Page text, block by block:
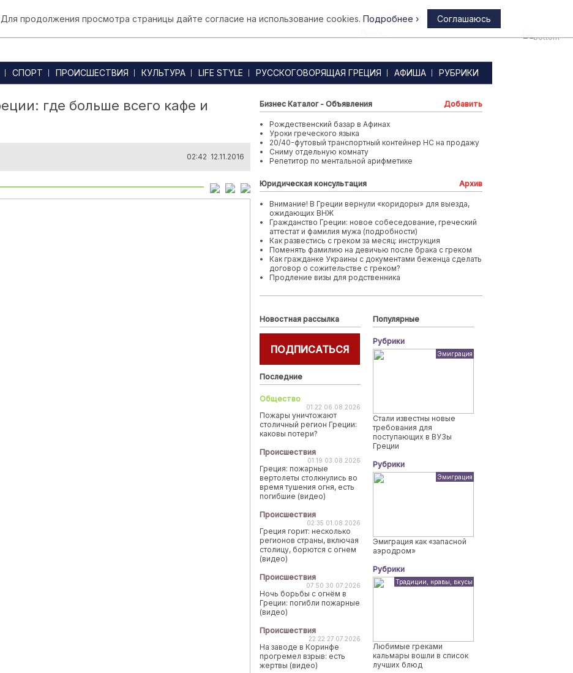
Афины
СПОРТ ПРОИСШЕСТВИЯ КУЛЬТУРА LIFE STYLE РУССКОГОВОРЯЩАЯ ГРЕЦИЯ АФИША РУБРИКИ
где больше всего кафе и
02:42 12.11.2016
Бизнес Каталог - Объявления Добавить
Рождественский базар в Афинах
Уроки греческого языка
20/40-футовый транспортный контейнер HC на продажу
Сниму отдельную комнату
Репетитор по ментальной арифметике
Юридическая консультация Архив
Внимание! В Греции вернули «коридоры» для выезда,
ожидающих ВНЖ
Гражданство Греции: новое собеседование, греческий
аттестат и фамилия мужа (подробности)
Как развестись с греком за месяц: инструкция
Поменять фамилию на девичью после брака с греком
Как гражданке Украины с документами беженца сделать
договор о сожительстве с греком?
Продление визы для родственника
Новостная рассылка
ПОДПИСАТЬСЯ
Последние
Общество
01:22 06.08.2026
Пожары уничтожают
столичный регион Греции:
каковы потери?
Происшествия
01:19 03.08.2026
Греция: пожарные
вертолеты столкнулись во
время тушения огня, есть
погибшие (видео)
Происшествия
02:35 01.08.2026
Греция горит: несколько
регионов страны, включая
столицу, борются с огнем
(видео)
Происшествия
07:50 30.07.2026
Ночь борьбы с огнём в
Греции: погибли пожарные
(видео)
Происшествия
22:22 27.07.2026
На заводе в Коринфе
прогремел взрыв: есть
жертвы (видео)
Популярные
Рубрики
Эмиграция
Стали известны новые
требования для
поступающих в ВУЗы
Греции
Рубрики
Эмиграция
Эмиграция как «запасной
аэродром»
Рубрики
Традиции, нравы, вкусы
Любимые греками
кальмары вошли в список
лучших блюд
продолжения просмотра страницы дайте согласие на использование cookies. Подробнее › Соглашаюсь